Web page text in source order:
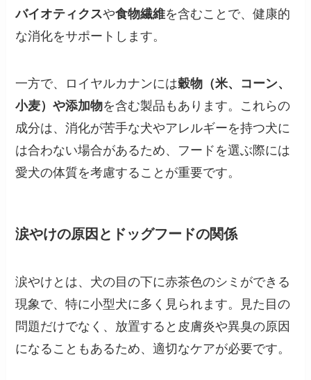
バイオティクスや食物繊維を含むことで、健康的
な消化をサポートします。
一方で、ロイヤルカナンには穀物（米、コーン、
小麦）や添加物を含む製品もあります。これらの
成分は、消化が苦手な犬やアレルギーを持つ犬に
は合わない場合があるため、フードを選ぶ際には
愛犬の体質を考慮することが重要です。
涙やけの原因とドッグフードの関係
涙やけとは、犬の目の下に赤茶色のシミができる
現象で、特に小型犬に多く見られます。見た目の
問題だけでなく、放置すると皮膚炎や異臭の原因
になることもあるため、適切なケアが必要です。